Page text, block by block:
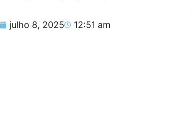
julho 8, 2025 12:51 am